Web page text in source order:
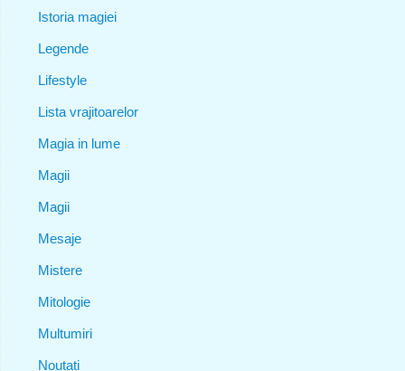
Istoria magiei
Legende
Lifestyle
Lista vrajitoarelor
Magia in lume
Magii
Magii
Mesaje
Mistere
Mitologie
Multumiri
Noutati